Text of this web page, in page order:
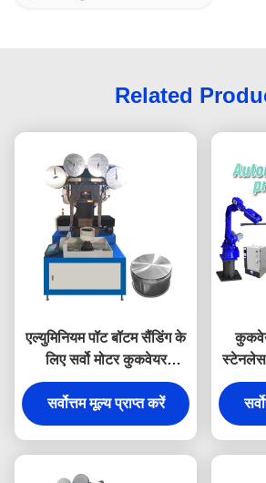
Related
एल्युमिनियम पॉट बॉटम सैंडिंग के
लिए सर्वो मोटर कुकवेयर
पॉलिशिंग मशीन
सर्वोत्तम मूल्य प्राप्त करें
स्टेनलेस